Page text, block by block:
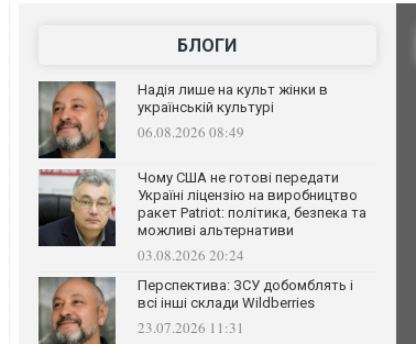
БЛОГИ
Надія лише на культ жінки в
українській культурі
06.08.2026 08:49
Чому США не готові передати
Україні ліцензію на виробництво
ракет Patriot: політика, безпека та
можливі альтернативи
03.08.2026 20:24
Перспектива: ЗСУ добомблять і
всі інші склади Wildberries
23.07.2026 11:31